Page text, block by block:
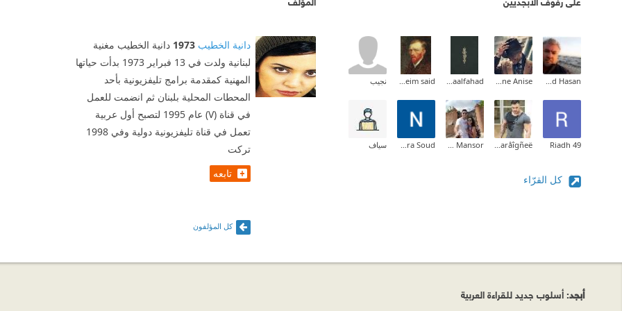
Ahmad Hasan
Youne Anise
Asmaalfahad
moneim said نجيب
Riadh 49
Ýøųcéf Ł'aråîgñeë
Mahy Mansor
Nora Soud سياف
كل القرّاء
دانية الخطيب 1973 دانية الخطيب مغنية
لبنانية ولدت في 13 فبراير 1973 بدأت حياتها
المهنية كمقدمة برامج تليفزيونية بأحد
المحطات المحلية بلبنان ثم انضمت للعمل
في قناة (V) عام 1995 لتصبح أول عربية
تعمل في قناة تليفزيونية دولية وفي 1998
تركت
تابعه
كل المؤلفون
أبجد: أسلوب جديد للقراءة العربية